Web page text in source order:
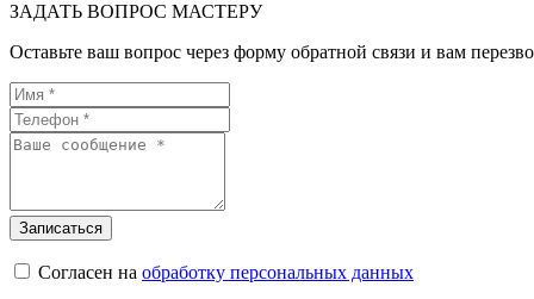
ЗАДАТЬ ВОПРОС МАСТЕРУ
Оставьте ваш вопрос через форму обратной связи и вам
Согласен на обработку персональных данных